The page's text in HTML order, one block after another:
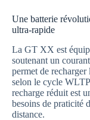
Une batterie
ultra-rapide
La GT XX est
soutenant un
permet de
selon le cycle
recharge réduit est
besoins de praticité
distance.